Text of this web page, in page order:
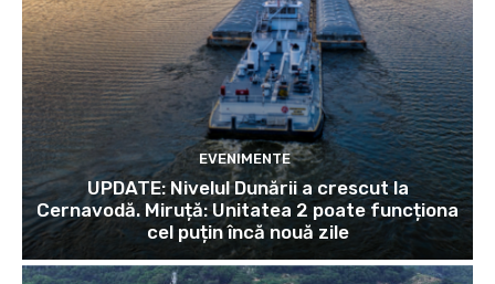
EVENIMENTE
UPDATE: Nivelul Dunării a crescut la
Cernavodă. Miruță: Unitatea 2 poate funcționa
cel puțin încă nouă zile